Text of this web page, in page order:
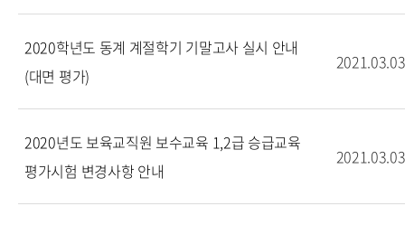
2020학년도 동계 계절학기 기말고사 실시 안내
(대면 평가)
2021.03.03
2020년도 보육교직원 보수교육 1,2급 승급교육
평가시험 변경사항 안내
2021.03.03